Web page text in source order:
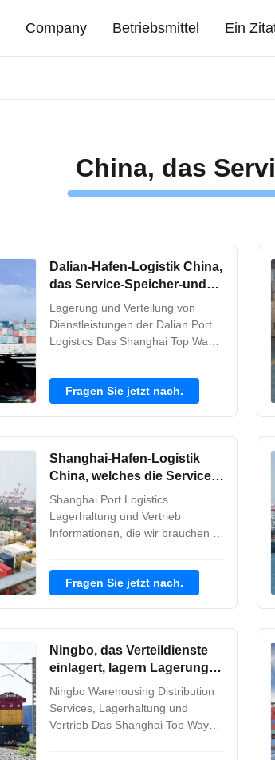
Company Betriebsmittel Ein
China, das
Dalian-Hafen-Logistik China,
das Service-Speicher-und
Verteildienst einlagert
Lagerung und Verteilung von
Dienstleistungen der Dalian Port
Logistics Das Shanghai Top Way
Lösungslösungen kümmert sich
Fachwissen und unsere Hingabe
zum ...
Fragen Sie jetzt nach.
Shanghai-Hafen-Logistik
China, welches die Service-
Einlagerung und Verteilung
einlagert
Shanghai Port Logistics
Lagerhaltung und Vertrieb
Informationen, die wir brauchen 1.
6Schiffsreedereien beantragen
3- Genau in der Zeit (JIT) 4- ...
Fragen Sie jetzt nach.
Ningbo, das Verteildienste
einlagert, lagern Lagerung
und Verteilung ein
Ningbo Warehousing Distribution
Services, Lagerhaltung und
Vertrieb Das Shanghai Top Way